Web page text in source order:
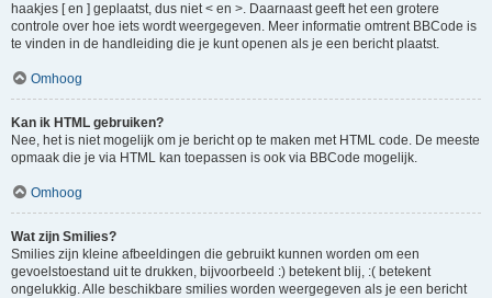
haakjes [ en ] geplaatst, dus niet < en >. Daarnaast geeft het een grotere
controle over hoe iets wordt weergegeven. Meer informatie omtrent BBCode is
te vinden in de handleiding die je kunt openen als je een bericht plaatst.
Omhoog
Kan ik HTML gebruiken?
Nee, het is niet mogelijk om je bericht op te maken met HTML code. De meeste
opmaak die je via HTML kan toepassen is ook via BBCode mogelijk.
Omhoog
Wat zijn Smilies?
Smilies zijn kleine afbeeldingen die gebruikt kunnen worden om een
gevoelstoestand uit te drukken, bijvoorbeeld :) betekent blij, :( betekent
ongelukkig. Alle beschikbare smilies worden weergegeven als je een bericht